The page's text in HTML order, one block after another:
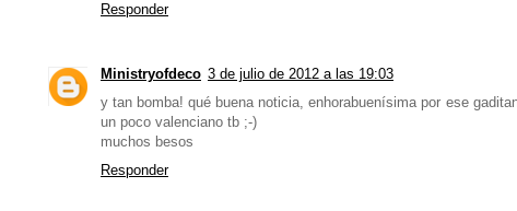
Responder
Ministryofdeco 3 de julio de 2012 a las 19:03
y tan bomba! qué buena noticia, enhorabuenísima por ese
un poco valenciano tb ;-)
muchos besos
Responder